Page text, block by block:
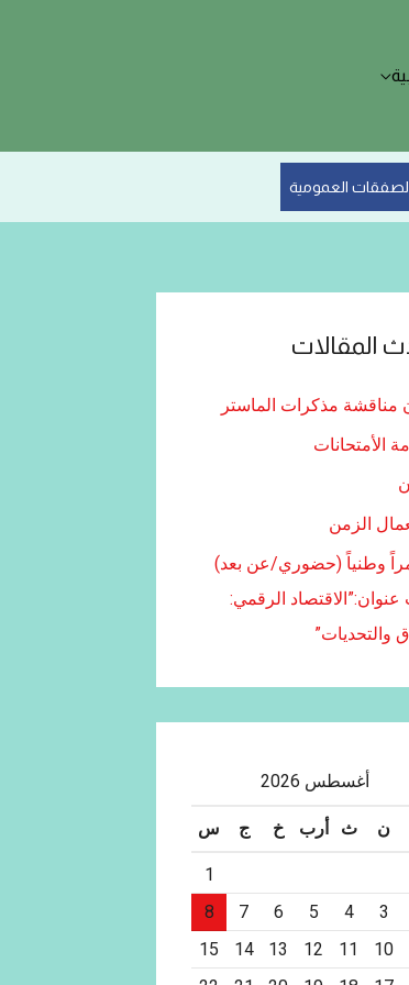
العمومية
المقالات
مناقشة مذكرات الماستر
الأمتحانات
الزمن
وطنياً (حضوري/عن بعد)
الرقمي:
والتحديات”
أغسطس 2026
ن ث أرب خ ج س
1
3
4
5
6
7
8
10
11
12
13
14
15